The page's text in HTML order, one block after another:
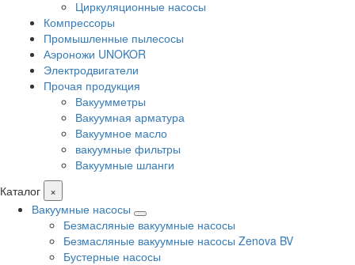
Циркуляционные насосы
Компрессоры
Промышленные пылесосы
Аэроножи UNOKOR
Электродвигатели
Прочая продукция
Вакуумметры
Вакуумная арматура
Вакуумное масло
вакуумные фильтры
Вакуумные шланги
Каталог
×
Вакуумные насосы
Безмасляные вакуумные насосы
Безмасляные вакуумные насосы Zenova BV
Бустерные насосы